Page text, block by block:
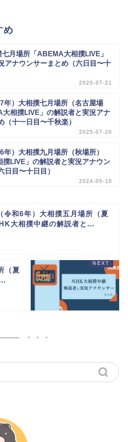
め
月場所「ABEMA大相撲LIVE」
アナウンサーまとめ（六日目〜十
2020-07-21
年）大相撲七月場所（名古屋場
相撲LIVE」の解説者と実況アナ
（十一日目〜千秋楽）
2025-07-20
）大相撲九月場所（秋場所）
撲LIVE」の解説者と実況アナウン
日目〜十日目）
2024-09-10
令和6年）大相撲五月場所（夏
大相撲中継の解説者と...
（夏